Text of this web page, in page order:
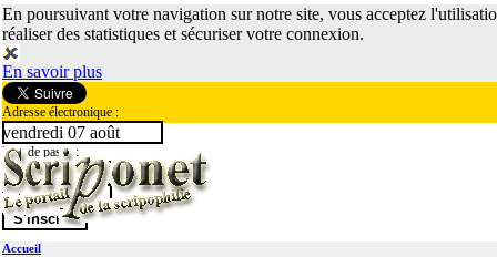
En poursuivant votre navigation sur notre site, vous acceptez
réaliser des statistiques et sécuriser votre connexion.
En savoir plus
Adresse électronique :
Mot de passe :
vendredi 07 août
Accueil